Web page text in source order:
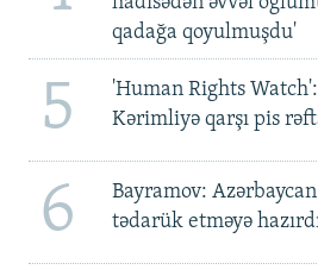
qadağa qoyulmuşdu'
5
'Human Rights
Kərimliyə qarşı pis
6
Bayramov:
tədarük etməyə